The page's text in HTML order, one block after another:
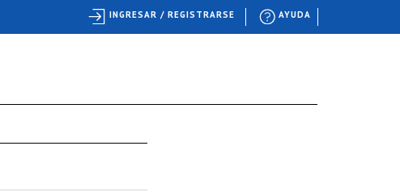
AYUDA
INGRESAR / REGISTRARSE